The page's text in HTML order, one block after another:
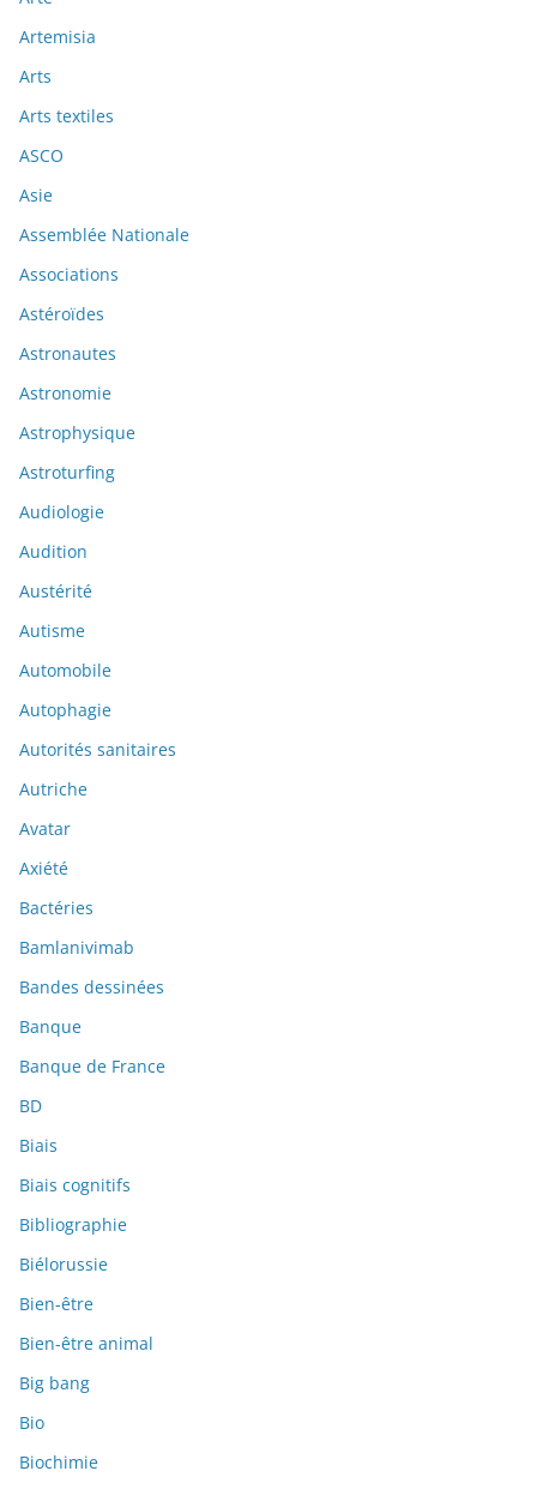
Artemisia
Arts
Arts textiles
ASCO
Asie
Assemblée Nationale
Associations
Astéroïdes
Astronautes
Astronomie
Astrophysique
Astroturfing
Audiologie
Audition
Austérité
Autisme
Automobile
Autophagie
Autorités sanitaires
Autriche
Avatar
Axiété
Bactéries
Bamlanivimab
Bandes dessinées
Banque
Banque de France
BD
Biais
Biais cognitifs
Bibliographie
Biélorussie
Bien-être
Bien-être animal
Big bang
Bio
Biochimie